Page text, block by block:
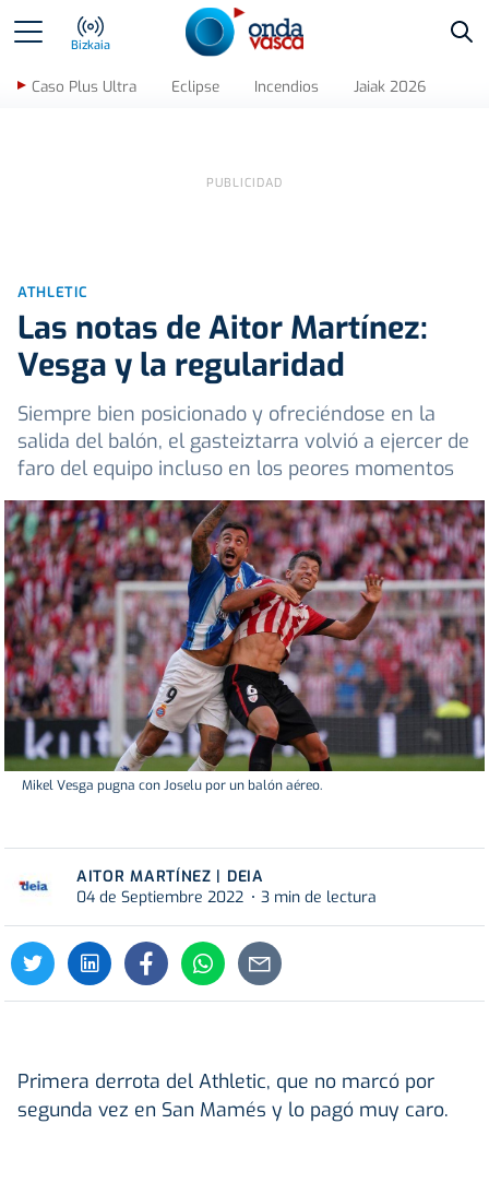
Bizkaia
Caso Plus Ultra Eclipse Incendios Jaiak 2026
ATHLETIC
Las notas de Aitor Martínez:
Vesga y la regularidad
Siempre bien posicionado y ofreciéndose en la
salida del balón, el gasteiztarra volvió a ejercer de
faro del equipo incluso en los peores momentos
Mikel Vesga pugna con Joselu por un balón aéreo.
AITOR MARTÍNEZ | DEIA
04 de Septiembre 2022
3 min de lectura
Primera derrota del Athletic, que no marcó por
segunda vez en San Mamés y lo pagó muy caro.